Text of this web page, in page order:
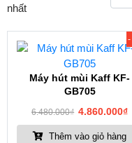
nhất
-
Máy hút mùi Kaff KF-
GB705
6.480.000₫ 4.860.000₫
Thêm vào giỏ hàng